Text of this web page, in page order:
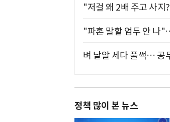
"저걸 왜 2배 주고 사
"파혼 말할 엄두 안 나
벼 낱알 세다 풀썩… 공
정책 많이 본 뉴스